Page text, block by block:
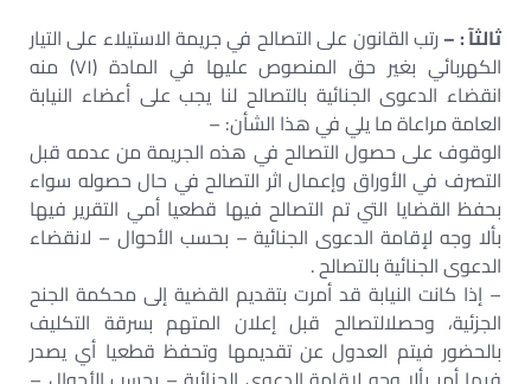
ثالثآ : –رتب القانون على التصالح في جريمة الاستيلاء على التيار
الكهربائي بغير حق المنصوص عليها في المادة (۷۱) منه
انقضاء الدعوى الجنائية بالتصالح لنا يجب على أعضاء النيابة
العامة مراعاة ما يلي في هذا الشأن: –
الوقوف على حصول التصالح في هذه الجريمة من عدمه قبل
التصرف في الأوراق وإعمال اثر التصالح في حال حصوله سواء
بحفظ القضايا التي تم التصالح فيها قطعيا أمي التقرير فيها
بألا وجه لإقامة الدعوى الجنائية – بحسب الأحوال – لانقضاء
الدعوى الجنائية بالتصالح .
– إذا كانت النيابة قد أمرت بتقديم القضية إلى محكمة الجنح
الجزئية، وحصلالتصالح قبل إعلان المتهم بسرقة التكليف
بالحضور فيتم العدول عن تقديمها وتحفظ قطعيا أي يصدر